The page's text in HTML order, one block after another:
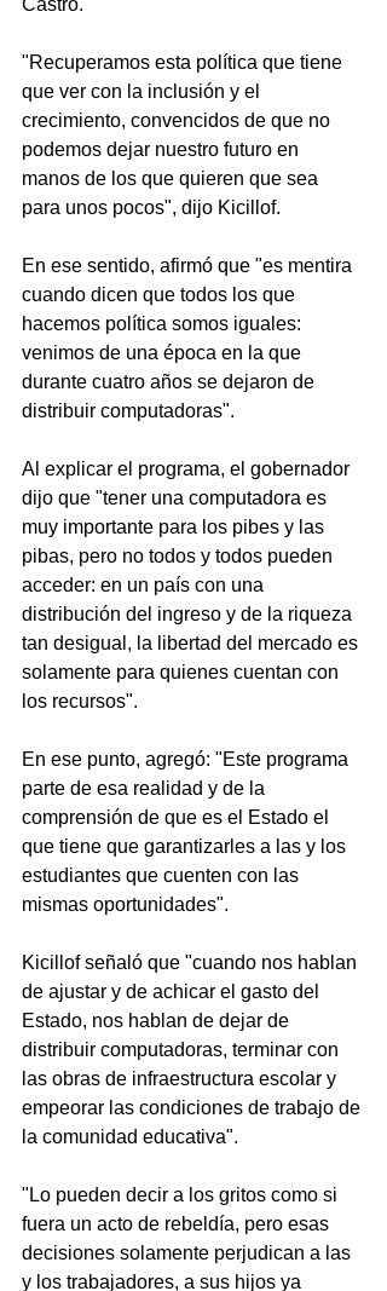
"Recuperamos esta política que tiene
que ver con la inclusión y el
crecimiento, convencidos de que no
podemos dejar nuestro futuro en
manos de los que quieren que sea
para unos pocos", dijo Kicillof.
En ese sentido, afirmó que "es mentira
cuando dicen que todos los que
hacemos política somos iguales:
venimos de una época en la que
durante cuatro años se dejaron de
distribuir computadoras".
Al explicar el programa, el gobernador
dijo que "tener una computadora es
muy importante para los pibes y las
pibas, pero no todos y todos pueden
acceder: en un país con una
distribución del ingreso y de la riqueza
tan desigual, la libertad del mercado es
solamente para quienes cuentan con
los recursos".
En ese punto, agregó: "Este programa
parte de esa realidad y de la
comprensión de que es el Estado el
que tiene que garantizarles a las y los
estudiantes que cuenten con las
mismas oportunidades".
Kicillof señaló que "cuando nos hablan
de ajustar y de achicar el gasto del
Estado, nos hablan de dejar de
distribuir computadoras, terminar con
las obras de infraestructura escolar y
empeorar las condiciones de trabajo de
la comunidad educativa".
"Lo pueden decir a los gritos como si
fuera un acto de rebeldía, pero esas
decisiones solamente perjudican a las
y los trabajadores, a sus hijos ya